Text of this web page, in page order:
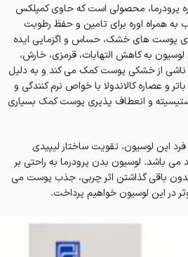
بدن حاوی 20 % اوره پرودرما، محصولی است که حاوی کمپلکس
به همراه اوره برای تامين و حفظ رطوبت
پوست های خشک، حساس و اگزمايی ایده
لوسیون به کاهش التهابات، قرمزی، خارش،
ناشی از خشکی پوست کمک می کند و به دلیل
و عصاره کالاندولا با خواص نرم کنندگی و
و انعطاف پذيری پوست کمک بسیاری
این لوسیون، تقويت ساختار ليپيدی
باشد. لوسیون بدن پرودرما به راحتی بر
باقی گذاشتن اثر چربی، جذب پوست می
در این لوسیون خواهیم پرداخت.